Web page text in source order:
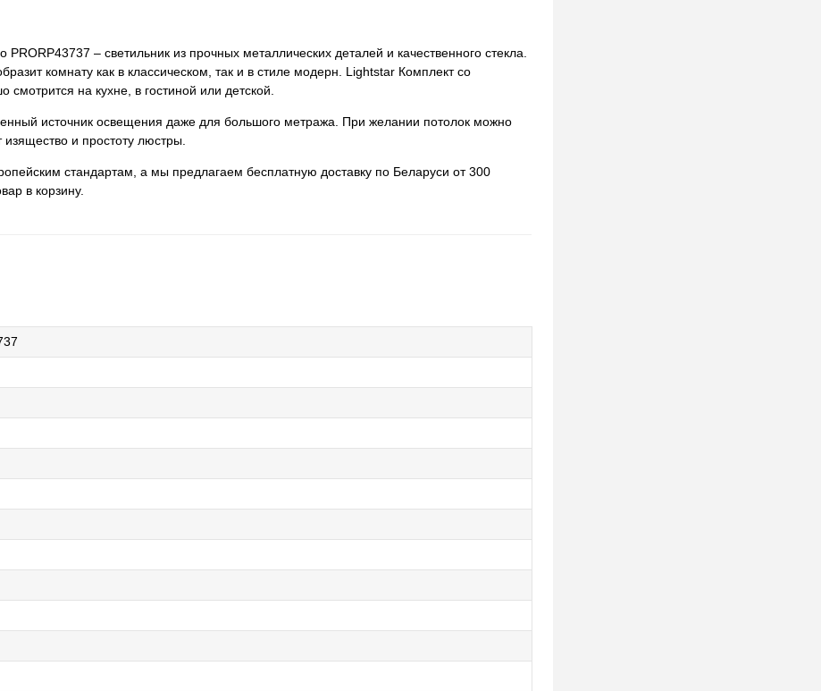
– светильник из прочных металлических деталей и качественного стекла.
комнату как в классическом, так и в стиле модерн. Lightstar Комплект со
на кухне, в гостиной или детской.
источник освещения даже для большого метража. При желании потолок можно
и простоту люстры.
стандартам, а мы предлагаем бесплатную доставку по Беларуси от 300
в корзину.